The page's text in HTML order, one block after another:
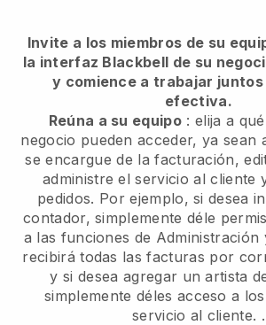
Invite a los miembros de su
la interfaz Blackbell de su
y comience a trabajar juntos
efectiva.
Reúna a su equipo : elija a
negocio pueden acceder, ya sean
se encargue de la facturación,
administre el servicio al cliente
pedidos. Por ejemplo, si desea
contador, simplemente déle
a las funciones de
recibirá todas las facturas por
y si desea agregar un artista
simplemente déles acceso a
servicio al cliente. .